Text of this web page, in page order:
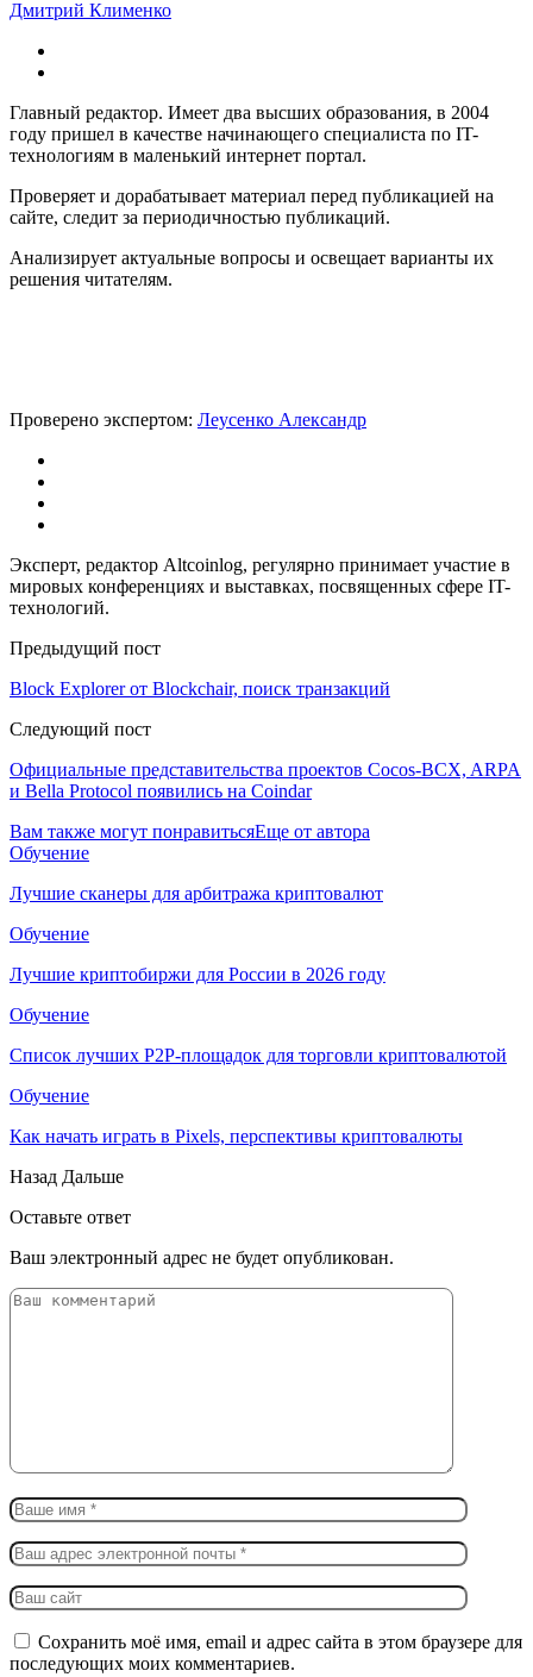
Дмитрий Клименко
Главный редактор. Имеет два высших образования, в 2004
году пришел в качестве начинающего специалиста по IT-
технологиям в маленький интернет портал.
Проверяет и дорабатывает материал перед публикацией на
сайте, следит за периодичностью публикаций.
Анализирует актуальные вопросы и освещает варианты их
решения читателям.
Проверено экспертом: Леусенко Александр
Эксперт, редактор Altcoinlog, регулярно принимает участие в
мировых конференциях и выставках, посвященных сфере IT-
технологий.
Предыдущий пост
Block Explorer от Blockchair, поиск транзакций
Следующий пост
Официальные представительства проектов Cocos-BCX, ARPA
и Bella Protocol появились на Coindar
Вам также могут понравитьсяЕще от автора
Обучение
Лучшие сканеры для арбитража криптовалют
Обучение
Лучшие криптобиржи для России в 2026 году
Обучение
Список лучших P2P-площадок для торговли криптовалютой
Обучение
Как начать играть в Pixels, перспективы криптовалюты
Назад Дальше
Оставьте ответ
Ваш электронный адрес не будет опубликован.
Сохранить моё имя, email и адрес сайта в этом браузере для
последующих моих комментариев.